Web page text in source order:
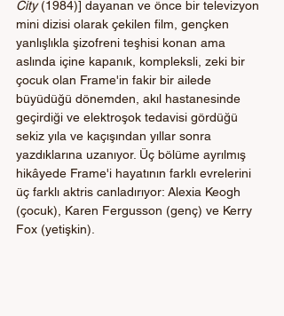
City (1984)] dayanan ve önce bir televizyon
mini dizisi olarak çekilen film, gençken
yanlışlıkla şizofreni teşhisi konan ama
aslında içine kapanık, kompleksli, zeki bir
çocuk olan Frame'in fakir bir ailede
büyüdüğü dönemden, akıl hastanesinde
geçirdiği ve elektroşok tedavisi gördüğü
sekiz yıla ve kaçışından yıllar sonra
yazdıklarına uzanıyor. Üç bölüme ayrılmış
hikâyede Frame'i hayatının farklı evrelerini
üç farklı aktris canladırıyor: Alexia Keogh
(çocuk), Karen Fergusson (genç) ve Kerry
Fox (yetişkin).